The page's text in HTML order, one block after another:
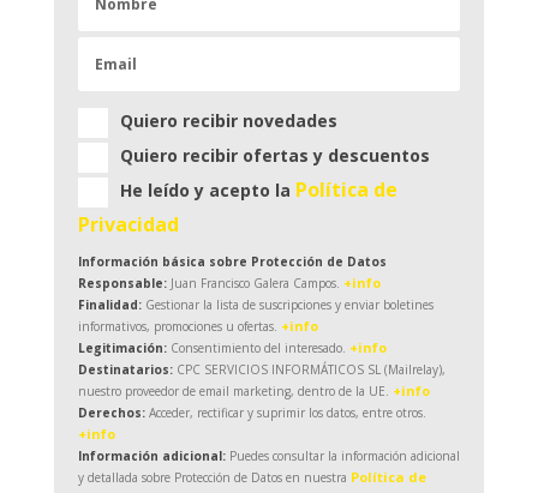
Quiero recibir novedades
Quiero recibir ofertas y descuentos
He leído y acepto la Política de
Privacidad
Información básica sobre Protección de Datos
Responsable:Juan Francisco Galera Campos. +info
Finalidad:Gestionar la lista de suscripciones y enviar boletines
informativos, promociones u ofertas. +info
Legitimación:Consentimiento del interesado. +info
Destinatarios:CPC SERVICIOS INFORMÁTICOS SL (Mailrelay),
nuestro proveedor de email marketing, dentro de la UE. +info
Derechos:Acceder, rectificar y suprimir los datos, entre otros.
+info
Información adicional:Puedes consultar la información adicional
y detallada sobre Protección de Datos en nuestra Política de